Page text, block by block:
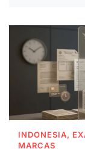
INDONESIA,
MARCAS